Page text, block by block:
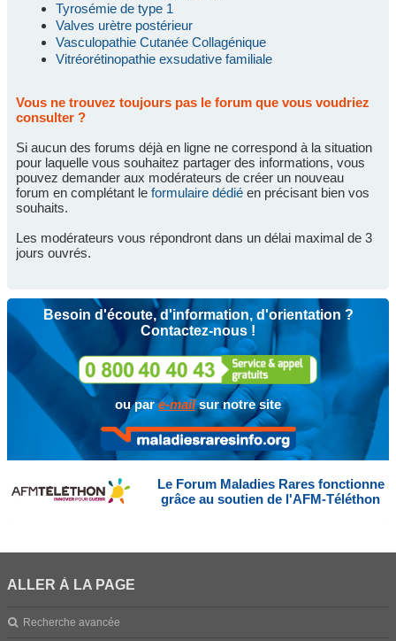
Tyrosémie de type 1
Valves urètre postérieur
Vasculopathie Cutanée Collagénique
Vitréorétinopathie exsudative familiale
Vous ne trouvez toujours pas le forum que vous voudriez
consulter ?
Si aucun des forums déjà en ligne ne correspond à la situation
pour laquelle vous souhaitez partager des informations, vous
pouvez demander aux modérateurs de créer un nouveau
forum en complétant le formulaire dédié en précisant bien vos
souhaits.
Les modérateurs vous répondront dans un délai maximal de 3
jours ouvrés.
Besoin d'écoute, d'information, d'orientation ?
Contactez-nous !
ou pare-mailsur notre site
Le Forum Maladies Rares fonctionne
grâce au soutien de l'AFM-Téléthon
ALLER À LA PAGE
Recherche avancée